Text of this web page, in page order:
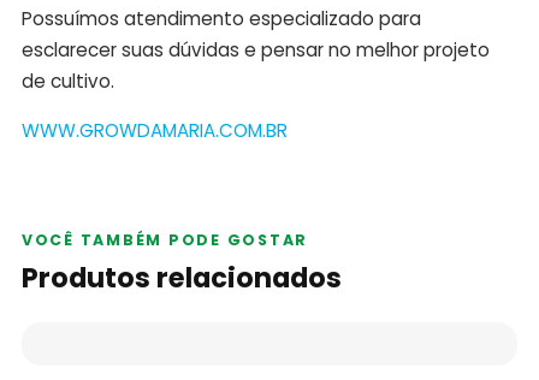
Possuímos atendimento especializado para
esclarecer suas dúvidas e pensar no melhor projeto
de cultivo.
WWW.GROWDAMARIA.COM.BR
VOCÊ TAMBÉM PODE GOSTAR
Produtos relacionados